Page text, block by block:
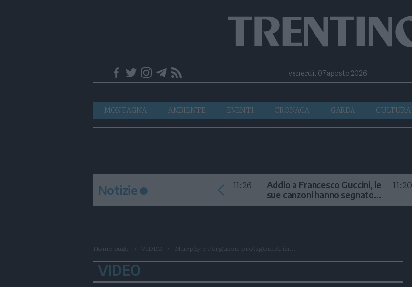
Telegram
RSSvenerdì, 07 agosto 2026
Navigazione
principale
MONTAGNA AMBIENTE EVENTI CRONACA GARDA CULTURA
Notizie 11:26
Addio a Francesco Guccini, le
sue canzoni hanno segnato
la storia
11:20
Home page VIDEO Murphy e Ferguson protagonisti in...
VIDEO